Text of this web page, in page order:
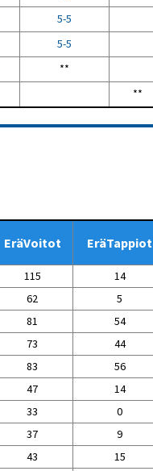
5-5
5-5
**
**
EräVoitot EräTappiot
115
14
62
5
81
54
73
44
83
56
47
14
33
0
37
9
43
15